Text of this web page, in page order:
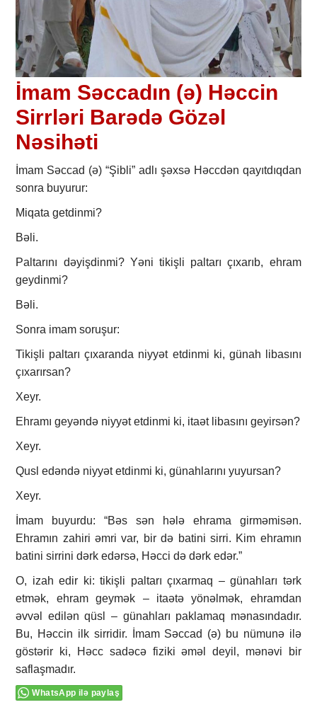
İmam Səccadın (ə) Həccin
Sirrləri Barədə Gözəl
Nəsihəti
İmam Səccad (ə) “Şibli” adlı şəxsə Həccdən qayıtdıqdan
sonra buyurur:
Miqata getdinmi?
Bəli.
Paltarını dəyişdinmi? Yəni tikişli paltarı çıxarıb, ehram
geydinmi?
Bəli.
Sonra imam soruşur:
Tikişli paltarı çıxaranda niyyət etdinmi ki, günah libasını
çıxarırsan?
Xeyr.
Ehramı geyəndə niyyət etdinmi ki, itaət libasını geyirsən?
Xeyr.
Qusl edəndə niyyət etdinmi ki, günahlarını yuyursan?
Xeyr.
İmam buyurdu: “Bəs sən hələ ehrama girməmisən.
Ehramın zahiri əmri var, bir də batini sirri. Kim ehramın
batini sirrini dərk edərsə, Həcci də dərk edər.”
O, izah edir ki: tikişli paltarı çıxarmaq – günahları tərk
etmək, ehram geymək – itaətə yönəlmək, ehramdan
əvvəl edilən qüsl – günahları paklamaq mənasındadır.
Bu, Həccin ilk sirridir. İmam Səccad (ə) bu nümunə ilə
göstərir ki, Həcc sadəcə fiziki əməl deyil, mənəvi bir
saflaşmadır.
WhatsApp ilə paylaş